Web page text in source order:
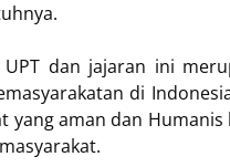
dan jajaran ini
di
aman dan